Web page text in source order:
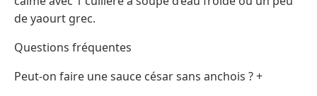
de yaourt grec.
Questions fréquentes
Peut-on faire une sauce césar sans anchois ? +